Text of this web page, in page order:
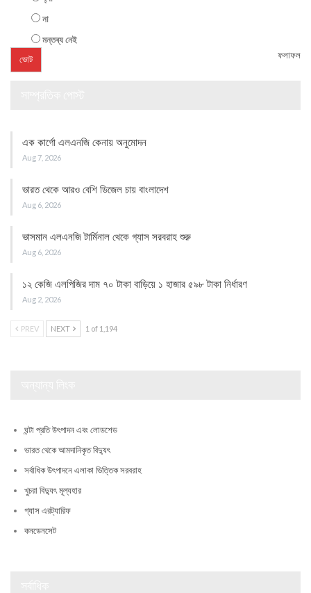
না
মন্তব্য নেই
ফলাফল
এক কার্গো এলএনজি কেনায় অনুমোদন
Aug 7, 2026
ভারত থেকে আরও বেশি ডিজেল চায় বাংলাদেশ
Aug 6, 2026
ভাসমান এলএনজি টার্মিনাল থেকে গ্যাস সরবরাহ শুরু
Aug 6, 2026
১২ কেজি এলপিজির দাম ৭০ টাকা বাড়িয়ে ১ হাজার ৫৯৮ টাকা নির্ধারণ
Aug 2, 2026
PREV NEXT 1 of 1,194
ঘন্টা প্রতি উৎপাদন এবং লোডশেড
ভারত থেকে আমদানিকৃত বিদ্যুৎ
সর্বাধিক উৎপাদনে এলাকা ভিত্তিক সরবরাহ
খুচরা বিদ্যুৎ মূল্যহার
গ্যাস এরট্যারিফ
কনডেনসেট